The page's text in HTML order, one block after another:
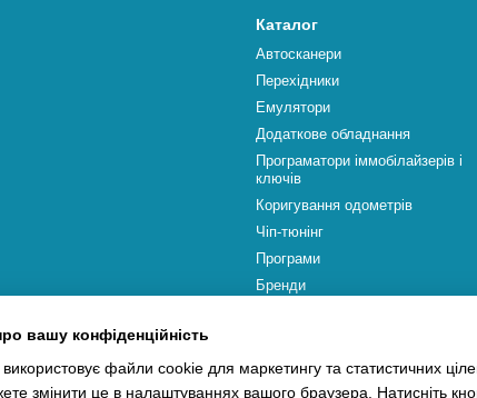
Каталог
Автосканери
Перехідники
Емулятори
Додаткове обладнання
Програматори іммобілайзерів і
ключів
Коригування одометрів
Чіп-тюнінг
Програми
Бренди
вашу конфіденційність
файли cookie для маркетингу та статистичних
змінити це в налаштуваннях вашого браузера. Натисніть